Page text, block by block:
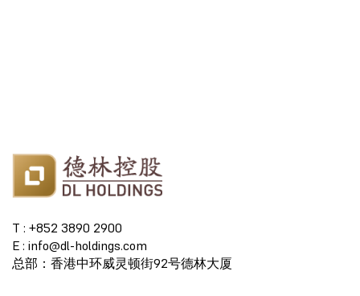
T : +852 3890 2900
E : info@dl-holdings.com
总部：香港中环威灵顿街92号德林大厦